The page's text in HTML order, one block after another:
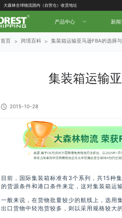
大森林全球物流国内（自营仓）收货地址
大森林16周年庆福利就位，超多好礼等你拿！
产品中心 新闻
首页 > 跨境百科 > 集装箱运输亚马逊FBA的选择
集装箱运输
2015-10-28
目前，国际集装箱标准有3个系列，共15种
的货源条件和港口条件来定，这对集装箱运
一般来说，在货物批量较少的航线上，选用
出口货物中轻泡货较多，则以采用规格较大